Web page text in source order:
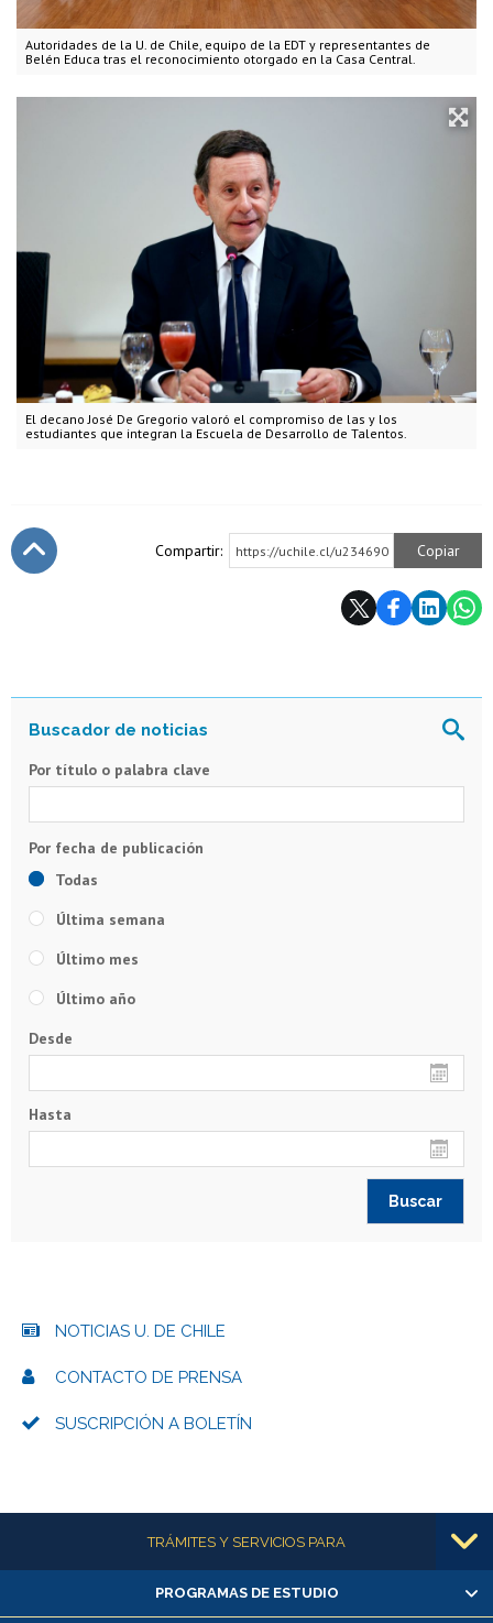
Autoridades de la U. de Chile, equipo de la EDT y representantes de
Belén Educa tras el reconocimiento otorgado en la Casa Central.
El decano José De Gregorio valoró el compromiso de las y los
estudiantes que integran la Escuela de Desarrollo de Talentos.
Compartir: https://uchile.cl/u234690 Copiar
Por título o palabra clave
Todas
Última semana
Último mes
Último año
Desde
Hasta
NOTICIAS U. DE CHILE
CONTACTO DE PRENSA
SUSCRIPCIÓN A BOLETÍN
Más informaciónTRÁMITES Y SERVICIOS PARA
Alumnas/os y exalumnas/os
PROGRAMAS DE ESTUDIO